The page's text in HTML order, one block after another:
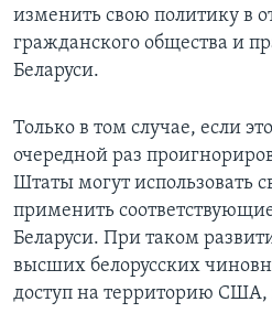
изменить свою политику в
гражданского общества и
Беларуси.
Только в том случае, если
очередной раз
Штаты могут использовать
применить
Беларуси. При таком
высших белорусских
доступ на территорию